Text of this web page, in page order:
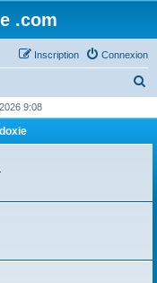
.com
Connexion
Inscription
h
9:08